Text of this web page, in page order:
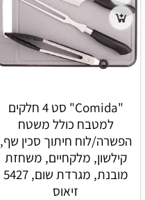
"Comida" סט 4 חלקים
למטבח כולל משטח
הפשרה/לוח חיתוך סכין שף,
קילשון, מלקחיים, משחזת
מובנת, מגרדת שום, 5427
זיאוס